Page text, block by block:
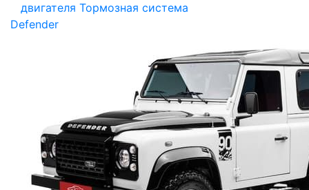
двигателя Тормозная система
Defender